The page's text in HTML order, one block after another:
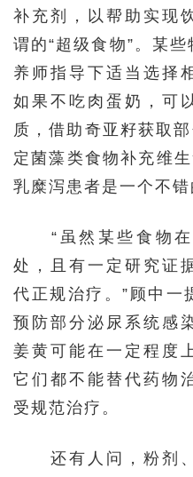
补充剂，以帮助实现
谓的“超级食物”。某
养师指导下适当选择
如果不吃肉蛋奶，可
质，借助奇亚籽获取
定菌藻类食物补充维
乳糜泻患者是一个不错
“虽然某些食物在
处，且有一定研究证
代正规治疗。”顾中一
预防部分泌尿系统感
姜黄可能在一定程度
它们都不能替代药物
受规范治疗。
还有人问，粉剂、